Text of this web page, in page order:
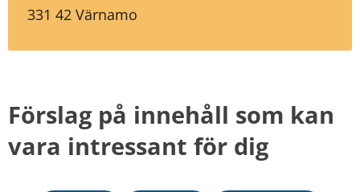
331 42 Värnamo
Förslag på innehåll som kan
vara intressant för dig